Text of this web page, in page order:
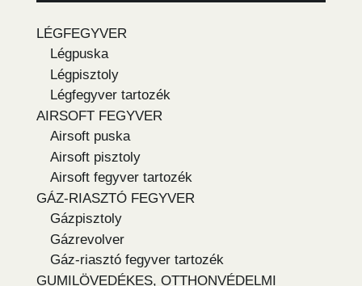
LÉGFEGYVER
Légpuska
Légpisztoly
Légfegyver tartozék
AIRSOFT FEGYVER
Airsoft puska
Airsoft pisztoly
Airsoft fegyver tartozék
GÁZ-RIASZTÓ FEGYVER
Gázpisztoly
Gázrevolver
Gáz-riasztó fegyver tartozék
GUMILÖVEDÉKES, OTTHONVÉDELMI